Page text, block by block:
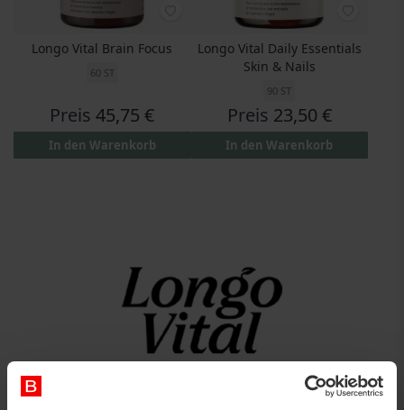
Longo Vital Brain Focus
60 ST
Preis 45,75 €
In den Warenkorb
Longo Vital Daily Essentials
Skin & Nails
90 ST
Preis 23,50 €
In den Warenkorb